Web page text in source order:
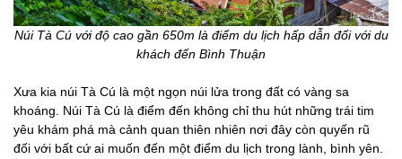
Núi Tà Cú với độ cao gần 650m là điểm du lịch hấp dẫn đối với du
khách đến Bình Thuận
Xưa kia núi Tà Cú là một ngọn núi lửa trong đất có vàng sa
khoáng. Núi Tà Cú là điểm đến không chỉ thu hút những trái tim
yêu khám phá mà cảnh quan thiên nhiên nơi đây còn quyến rũ
đối với bất cứ ai muốn đến một điểm du lịch trong lành, bình yên.